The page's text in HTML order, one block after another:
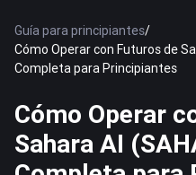
Guía para principiantes/
Cómo Operar con Futuros de
Completa para Principiantes
Cómo Operar
Sahara AI